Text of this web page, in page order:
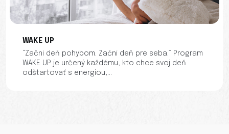
WAKE UP
“Začni deň pohybom. Začni deň pre seba.” Program
WAKE UP je určený každému, kto chce svoj deň
odštartovať s energiou,...